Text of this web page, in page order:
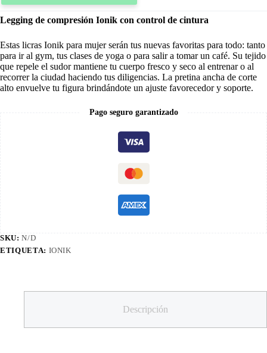
Legging de compresión Ionik con control de cintura
Estas licras Ionik para mujer serán tus nuevas favoritas para todo: tanto
para ir al gym, tus clases de yoga o para salir a tomar un café. Su tejido
que repele el sudor mantiene tu cuerpo fresco y seco al entrenar o al
recorrer la ciudad haciendo tus diligencias. La pretina ancha de corte
alto envuelve tu figura brindándote un ajuste favorecedor y soporte.
Pago seguro garantizado
SKU:N/D
ETIQUETA: IONIK
Descripción